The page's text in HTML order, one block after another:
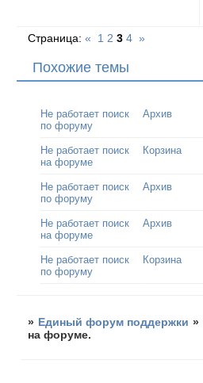
Страница:« 1 2 3 4 »
Похожие темы
Не работает поиск
по форуму
Архив
Не работает поиск
на форуме
Корзина
Не работает поиск
по форуму
Архив
Не работает поиск
на форуме
Архив
Не работает поиск
по форуму
Корзина
» Единый форум поддержки »
на форуме.